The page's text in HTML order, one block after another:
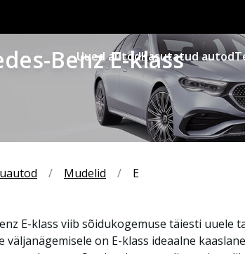
Benz E-klass
Uued autodKasutatud autod
/ Mudelid / E
E-klass viib sõidukogemuse täiesti uuele
väljanägemisele on E-klass ideaalne